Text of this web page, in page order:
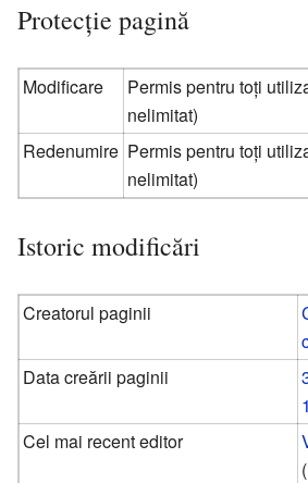
Protecție pagină
Modificare
Permis pentru toți
nelimitat)
Redenumire Permis pentru toți
nelimitat)
Istoric modificări
Creatorul paginii
Data creării paginii
Cel mai recent editor
(